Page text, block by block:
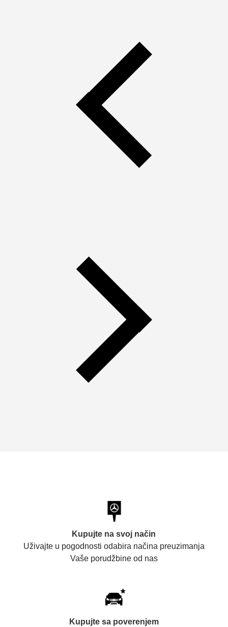
Kupujte na svoj način
Uživajte u pogodnosti odabira načina preuzimanja
Vaše porudžbine od nas
Kupujte sa poverenjem